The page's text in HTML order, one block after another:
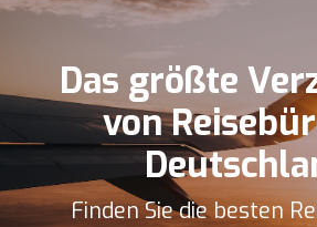
Das größte
von
Finden Sie die besten